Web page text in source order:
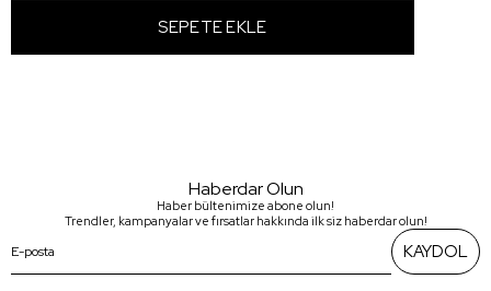
Haberdar Olun
Haber bültenimize abone olun!
Trendler, kampanyalar ve fırsatlar hakkında ilk siz haberdar olun!
KAYDOL